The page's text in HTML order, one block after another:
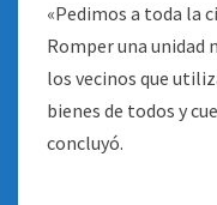
«Pedimos a toda la
Romper una unidad
los vecinos que
bienes de todos y
concluyó.